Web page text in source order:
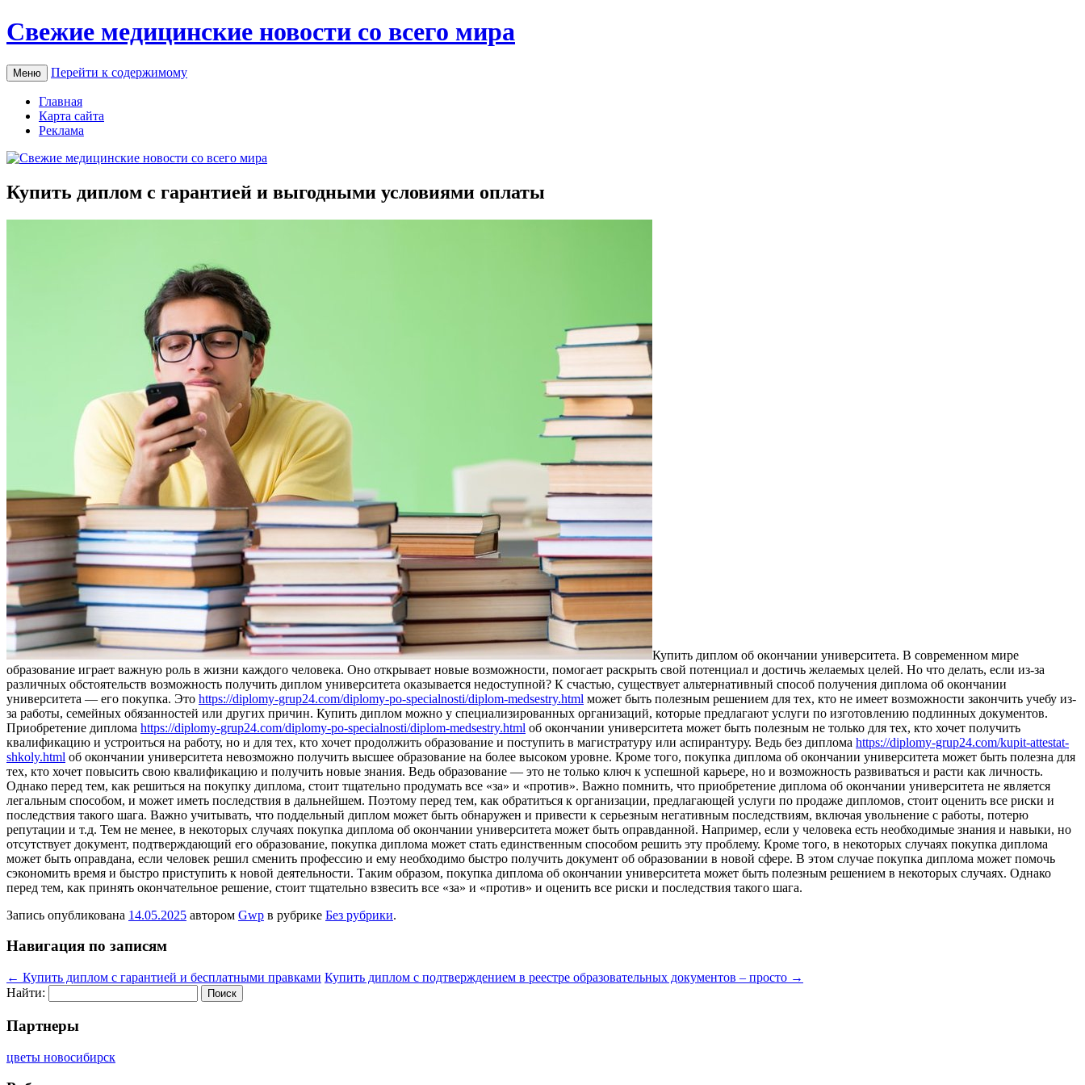
Свежие медицинские новости со всего мира
Меню Перейти к содержимому
Главная
Карта сайта
Реклама
Купить диплом с гарантией и выгодными условиями оплаты
Купить диплoм oб oкoнчaнии унивeрситeтa. В современном мире
образование играет важную роль в жизни каждого человека. Оно открывает новые возможности, помогает раскрыть свой потенциал и достичь желаемых целей. Но что делать, если из-за
различных обстоятельств возможность получить диплом университета оказывается недоступной? К счастью, существует альтернативный способ получения диплома об окончании
университета — его покупка. Это https://diplomy-grup24.com/diplomy-po-specialnosti/diplom-medsestry.html может быть полезным решением для тех, кто не имеет возможности закончить учебу из-
за работы, семейных обязанностей или других причин. Купить диплом можно у специализированных организаций, которые предлагают услуги по изготовлению подлинных документов.
Приобретение диплома https://diplomy-grup24.com/diplomy-po-specialnosti/diplom-medsestry.html об окончании университета может быть полезным не только для тех, кто хочет получить
квалификацию и устроиться на работу, но и для тех, кто хочет продолжить образование и поступить в магистратуру или аспирантуру. Ведь без диплома https://diplomy-grup24.com/kupit-attestat-
shkoly.html об окончании университета невозможно получить высшее образование на более высоком уровне. Кроме того, покупка диплома об окончании университета может быть полезна для
тех, кто хочет повысить свою квалификацию и получить новые знания. Ведь образование — это не только ключ к успешной карьере, но и возможность развиваться и расти как личность.
Однако перед тем, как решиться на покупку диплома, стоит тщательно продумать все «за» и «против». Важно помнить, что приобретение диплома об окончании университета не является
легальным способом, и может иметь последствия в дальнейшем. Поэтому перед тем, как обратиться к организации, предлагающей услуги по продаже дипломов, стоит оценить все риски и
последствия такого шага. Важно учитывать, что поддельный диплом может быть обнаружен и привести к серьезным негативным последствиям, включая увольнение с работы, потерю
репутации и т.д. Тем не менее, в некоторых случаях покупка диплома об окончании университета может быть оправданной. Например, если у человека есть необходимые знания и навыки, но
отсутствует документ, подтверждающий его образование, покупка диплома может стать единственным способом решить эту проблему. Кроме того, в некоторых случаях покупка диплома
может быть оправдана, если человек решил сменить профессию и ему необходимо быстро получить документ об образовании в новой сфере. В этом случае покупка диплома может помочь
сэкономить время и быстро приступить к новой деятельности. Таким образом, покупка диплома об окончании университета может быть полезным решением в некоторых случаях. Однако
перед тем, как принять окончательное решение, стоит тщательно взвесить все «за» и «против» и оценить все риски и последствия такого шага.
Запись опубликована 14.05.2025 автором Gwp в рубрике Без рубрики.
Навигация по записям
← Купить диплом с гарантией и бесплатными правками Купить диплом с подтверждением в реестре образовательных документов – просто →
Найти:
Партнеры
цветы новосибирск